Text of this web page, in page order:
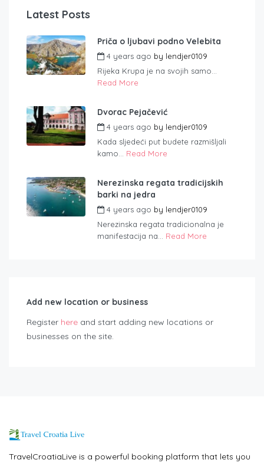
Latest Posts
Priča o ljubavi podno Velebita
4 years ago by lendjer0109
Rijeka Krupa je na svojih samo...
Read More
Dvorac Pejačević
4 years ago by lendjer0109
Kada sljedeći put budete razmišljali
kamo... Read More
Nerezinska regata tradicijskih
barki na jedra
4 years ago by lendjer0109
Nerezinska regata tradicionalna je
manifestacija na... Read More
Add new location or business
Register here and start adding new locations or
businesses on the site.
TravelCroatiaLive is a powerful booking platform that lets you